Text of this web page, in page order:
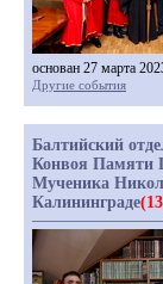
основан 27 марта
Другие события
Балтийский
Конвоя Памяти
Мученика
Калининграде